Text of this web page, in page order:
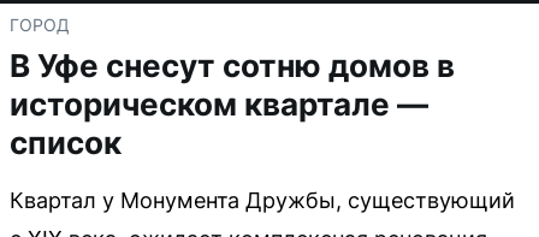
ГОРОД
В Уфе снесут сотню домов в
историческом квартале —
список
Квартал у Монумента Дружбы, существующий